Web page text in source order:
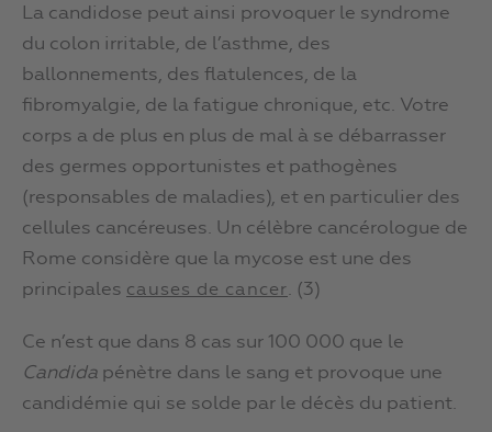
La candidose peut ainsi provoquer le syndrome
du colon irritable, de l’asthme, des
ballonnements, des flatulences, de la
fibromyalgie, de la fatigue chronique, etc. Votre
corps a de plus en plus de mal à se débarrasser
des germes opportunistes et pathogènes
(responsables de maladies), et en particulier des
cellules cancéreuses. Un célèbre cancérologue de
Rome considère que la mycose est une des
principales causes de cancer. (3)
Ce n’est que dans 8 cas sur 100 000 que le
Candida pénètre dans le sang et provoque une
candidémie qui se solde par le décès du patient.